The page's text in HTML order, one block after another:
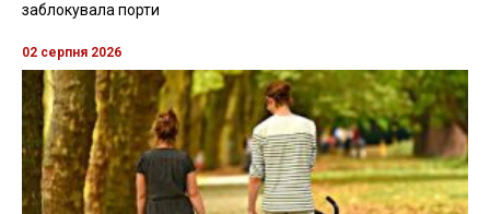
заблокувала порти
02 серпня 2026